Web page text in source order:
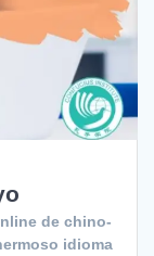
de chino-
idioma